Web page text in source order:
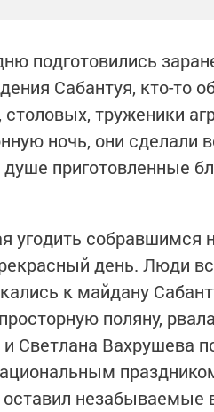
подготовились
Сабантуя, кто-то
труженики
ночь, они сделали
приготовленные
угодить собравшимся
день. Люди
к майдану
поляну,
Светлана Вахрушева
неза­бываемые